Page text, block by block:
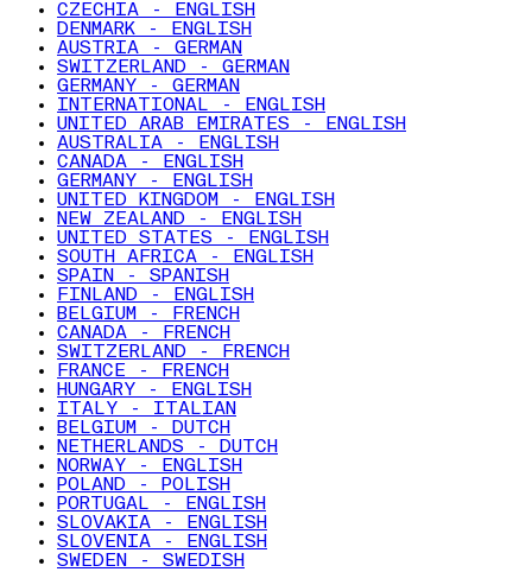
CZECHIA - ENGLISH
DENMARK - ENGLISH
AUSTRIA - GERMAN
SWITZERLAND - GERMAN
GERMANY - GERMAN
INTERNATIONAL - ENGLISH
UNITED ARAB EMIRATES - ENGLISH
AUSTRALIA - ENGLISH
CANADA - ENGLISH
GERMANY - ENGLISH
UNITED KINGDOM - ENGLISH
NEW ZEALAND - ENGLISH
UNITED STATES - ENGLISH
SOUTH AFRICA - ENGLISH
SPAIN - SPANISH
FINLAND - ENGLISH
BELGIUM - FRENCH
CANADA - FRENCH
SWITZERLAND - FRENCH
FRANCE - FRENCH
HUNGARY - ENGLISH
ITALY - ITALIAN
BELGIUM - DUTCH
NETHERLANDS - DUTCH
NORWAY - ENGLISH
POLAND - POLISH
PORTUGAL - ENGLISH
SLOVAKIA - ENGLISH
SLOVENIA - ENGLISH
SWEDEN - SWEDISH